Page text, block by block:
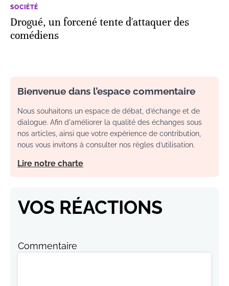
SOCIÉTÉ
Drogué, un forcené tente d'attaquer des
comédiens
Bienvenue dans l’espace commentaire
Nous souhaitons un espace de débat, d’échange et de
dialogue. Afin d'améliorer la qualité des échanges sous
nos articles, ainsi que votre expérience de contribution,
nous vous invitons à consulter nos règles d’utilisation.
Lire notre charte
VOS RÉACTIONS
Commentaire